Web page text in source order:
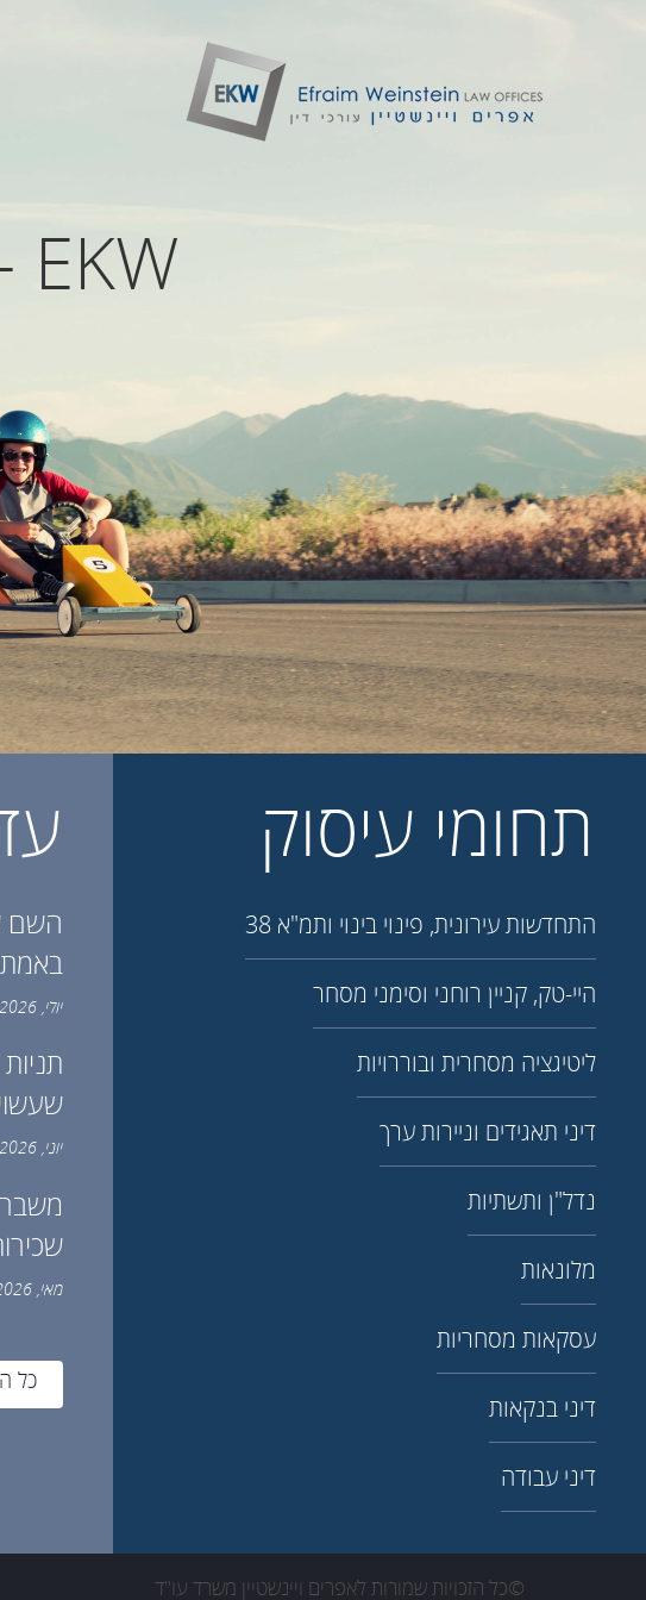
EKW - שותפים להצלחה
תחומי עיסוק
התחדשות עירונית, פינוי בינוי ותמ"א 38
היי-טק, קניין רוחני וסימני מסחר
ליטיגציה מסחרית ובוררויות
דיני תאגידים וניירות ערך
נדל"ן ותשתיות
מלונאות
עסקאות מסחריות
דיני בנקאות
דיני עבודה
השם
יולי, 2026 / EKW
יוני, 2026 / EKW
מאי, 2026 / EKW
כל
©כל הזכויות שמורות לאפרים ויינשטיין משרד עו''ד